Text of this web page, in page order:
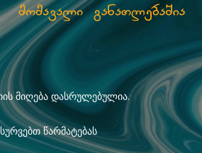
მიღება დასრულებულია.
წარმატებას